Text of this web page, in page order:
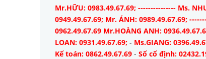
Mr.HỮU: 0983.49.67.69; --------------- Ms.
0949.49.67.69; Mr. ÁNH: 0989.49.67.69;
0962.49.67.69 Mr.HOÀNG ANH:
LOAN: 0931.49.67.69; - Ms.GIANG:
Kế toán: 0862.49.67.69 -Số cố định: